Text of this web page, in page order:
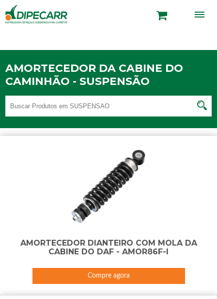
AMORTECEDOR DA CABINE DO
CAMINHÃO - SUSPENSÃO
AMORTECEDOR DIANTEIRO COM MOLA DA
CABINE DO DAF - AMOR86F-I
Compre agora